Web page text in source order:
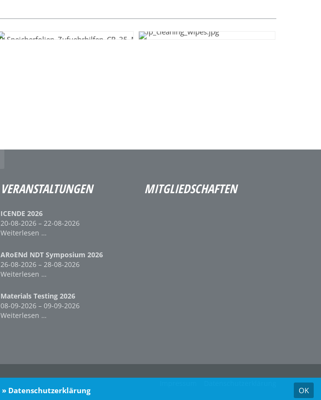
VERANSTALTUNGEN
ICENDE 2026
20-08-2026 – 22-08-2026
Weiterlesen …
ARoENd NDT Symposium 2026
26-08-2026 – 28-08-2026
Weiterlesen …
Materials Testing 2026
08-09-2026 – 09-09-2026
Weiterlesen …
MITGLIEDSCHAFTEN
» Datenschutzerklärung OK